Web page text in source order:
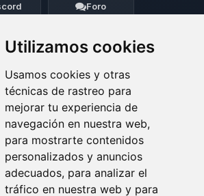
Utilizamos cookies
Usamos cookies y otras
técnicas de rastreo para
mejorar tu experiencia de
navegación en nuestra web,
para mostrarte contenidos
personalizados y anuncios
adecuados, para analizar el
tráfico en nuestra web y para
Foro
08:14